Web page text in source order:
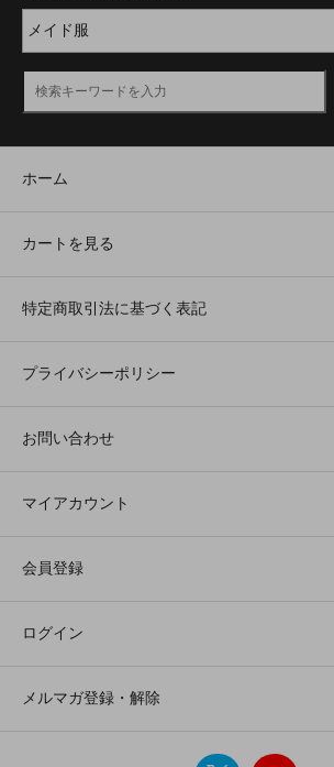
ホーム
カートを見る
特定商取引法に基づく表記
プライバシーポリシー
お問い合わせ
マイアカウント
会員登録
ログイン
メルマガ登録・解除